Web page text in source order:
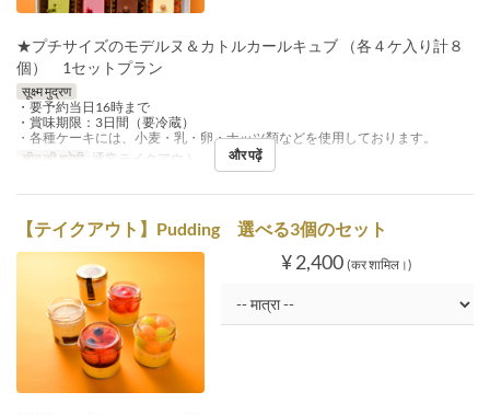
★プチサイズのモデルヌ＆カトルカールキュブ （各４ケ入り計８
個） 1セットプラン
सूक्ष्म मुद्रण
・要予約当日16時まで
・賞味期限：3日間（要冷蔵）
・各種ケーキには、小麦・乳・卵・ナッツ類などを使用しております。
सीट की श्रेणी 通常テイクアウト और पढ़ें
【テイクアウト】Pudding 選べる3個のセット
¥ 2,400 (कर शामिल।)